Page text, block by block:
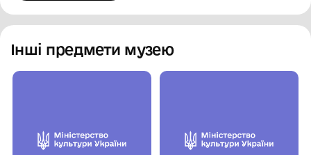
Інші предмети музею